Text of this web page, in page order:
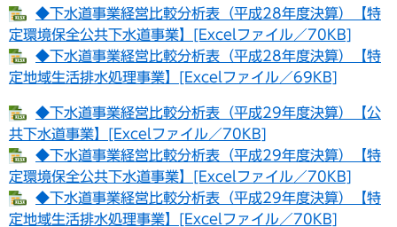
◆下水道事業経営比較分析表（平成28年度決算）【特
定環境保全公共下水道事業】[Excelファイル／70KB]
◆下水道事業経営比較分析表（平成28年度決算）【特
定地域生活排水処理事業】[Excelファイル／69KB]
◆下水道事業経営比較分析表（平成29年度決算）【公
共下水道事業】[Excelファイル／70KB]
◆下水道事業経営比較分析表（平成29年度決算）【特
定環境保全公共下水道事業】[Excelファイル／70KB]
◆下水道事業経営比較分析表（平成29年度決算）【特
定地域生活排水処理事業】[Excelファイル／70KB]